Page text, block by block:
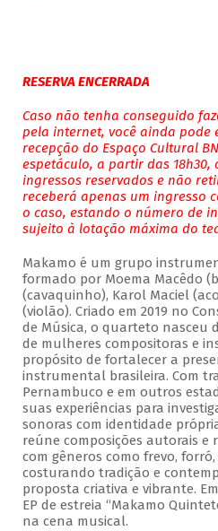
RESERVA ENCERRADA
Caso não tenha conseguido
pela internet, você ainda pode
recepção do Espaço Cultural
espetáculo, a partir das
ingressos reservados e não
receberá apenas um ingresso
o caso, estando o número de
sujeito à lotação máxima do
Makamo é um grupo
formado por Moema Macêdo
(cavaquinho), Karol Maciel
(violão). Criado em 2019 no
de Música, o quarteto nasceu
de mulheres compositoras e
propósito de fortalecer a
instrumental brasileira. Com
Pernambuco e em outros
suas experiências para
sonoras com identidade
reúne composições autorais e
com gêneros como frevo,
costurando tradição e
proposta criativa e vibrante.
EP de estreia “Makamo
na cena musical.